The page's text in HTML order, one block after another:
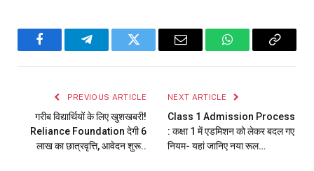
FacebookTelegramTwitter Email WhatsAppCopy
PREVIOUS ARTICLE
गरीब विद्यार्थियों के लिए खुशखबरी!
Reliance Foundation देगी 6
लाख का छात्रवृत्ति, आवेदन शुरू..
NEXT ARTICLE
Class 1 Admission Process
: कक्षा 1 में एडमिशन को लेकर बदल गए
नियम- यहां जानिए नया रूल…